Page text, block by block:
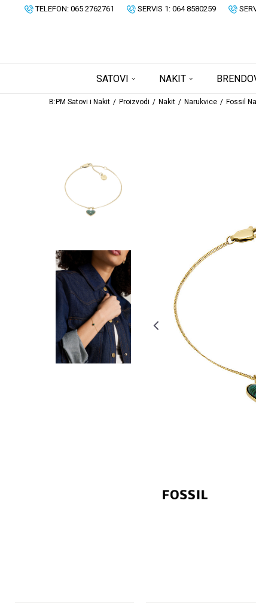
TELEFON: 065 2762761 SERVIS 1: 064 8580259
SATOVI NAKIT
B:PM Satovi i Nakit Proizvodi Nakit Narukvice Fossil